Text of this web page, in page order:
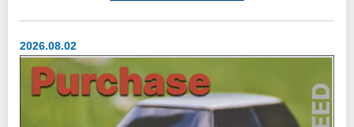
2026.08.02